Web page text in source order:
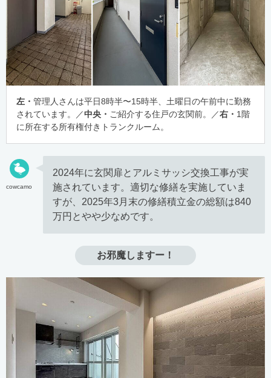
左・ 管理人さんは平日8時半〜15時半、土曜日の午前中に勤務
されています。／中央・ ご紹介する住戸の玄関前。／右・ 1階
に所在する所有権付きトランクルーム。
cowcamo
2024年に玄関扉とアルミサッシ交換工事が実
施されています。適切な修繕を実施していま
すが、2025年3月末の修繕積立金の総額は840
万円とやや少なめです。
お邪魔しますー！